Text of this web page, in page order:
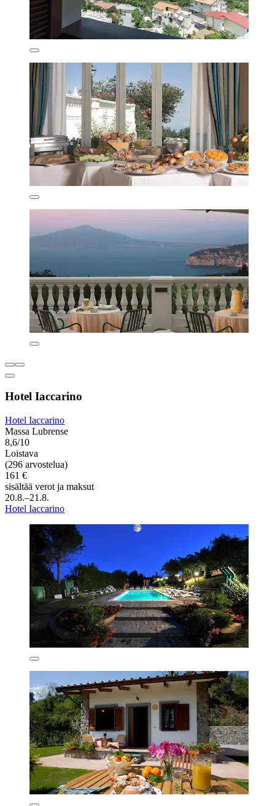
Hotel Iaccarino
Hotel Iaccarino
Massa Lubrense
8,6/10
Loistava
(296 arvostelua)
161 €
sisältää verot ja maksut
20.8.–21.8.
Hotel Iaccarino